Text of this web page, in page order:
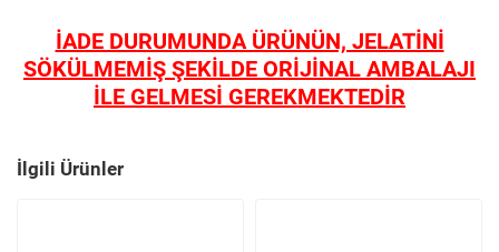
İADE DURUMUNDA ÜRÜNÜN, JELATİNİ
SÖKÜLMEMİŞ ŞEKİLDE ORİJİNAL AMBALAJI
İLE GELMESİ GEREKMEKTEDİR
İlgili Ürünler